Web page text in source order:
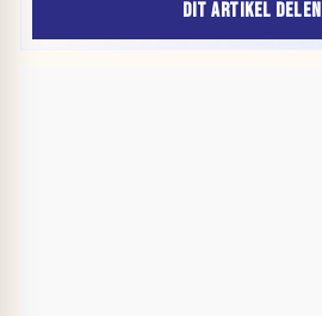
DIT ARTIKEL DELEN